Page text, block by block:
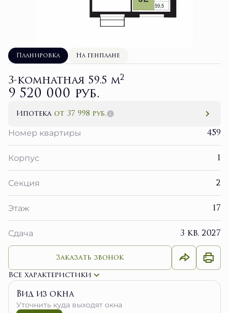
3-комнатная 59.5 м2
9 520 000 руб.
Ипотекаот 37 998 руб.
Номер квартиры
459
1
2
17
3 кв. 2027
Все характеристики
Вид из окна
Уточнить куда выходят окна
Заказать